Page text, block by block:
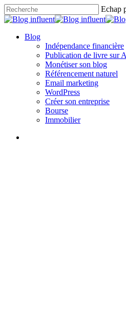
Skip
to
content
Echap
Close
search
Menu
Blog
Indépendance financière
Publication de livre sur
Monétiser son blog
Référencement naturel
Email marketing
WordPress
Créer son entreprise
Bourse
Immobilier